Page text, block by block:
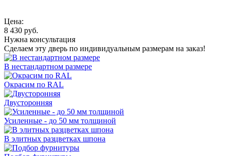
Цена:
8 430 руб.
Нужна консультация
Сделаем эту дверь по индивидуальным размерам на заказ!
В нестандартном размере
Окрасим по RAL
Двусторонняя
Усиленные - до 50 мм толщиной
В элитных разцветках шпона